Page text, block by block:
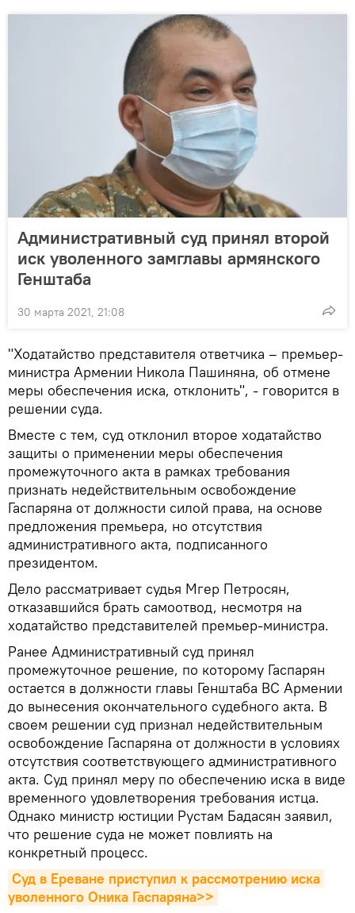
Административный суд принял второй
иск уволенного замглавы армянского
Генштаба
30 марта 2021, 21:08
"Ходатайство представителя ответчика – премьер-
министра Армении Никола Пашиняна, об отмене
меры обеспечения иска, отклонить", - говорится в
решении суда.
Вместе с тем, суд отклонил второе ходатайство
защиты о применении меры обеспечения
промежуточного акта в рамках требования
признать недействительным освобождение
Гаспаряна от должности силой права, на основе
предложения премьера, но отсутствия
административного акта, подписанного
президентом.
Дело рассматривает судья Мгер Петросян,
отказавшийся брать самоотвод, несмотря на
ходатайство представителей премьер-министра.
Ранее Административный суд принял
промежуточное решение, по которому Гаспарян
остается в должности главы Генштаба ВС Армении
до вынесения окончательного судебного акта. В
своем решении суд признал недействительным
освобождение Гаспаряна от должности в условиях
отсутствия соответствующего административного
акта. Суд принял меру по обеспечению иска в виде
временного удовлетворения требования истца.
Однако министр юстиции Рустам Бадасян заявил,
что решение суда не может повлиять на
конкретный процесс.
Суд в Ереване приступил к рассмотрению иска
уволенного Оника Гаспаряна>>